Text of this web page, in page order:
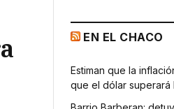
EN EL CHACO
Estiman que la
que el dólar superará